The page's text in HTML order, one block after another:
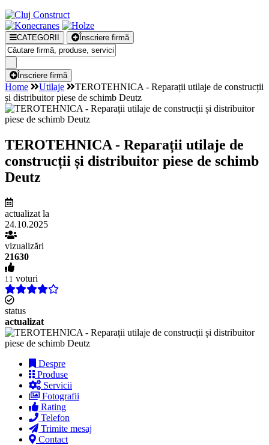
CATEGORII Înscriere firmă
Înscriere firmă
Home Utilaje
TEROTEHNICA - Reparații utilaje de construcții
și distribuitor piese de schimb Deutz
TEROTEHNICA - Reparații utilaje de
construcții și distribuitor piese de schimb
Deutz
actualizat la
24.10.2025
vizualizări
21630
11 voturi
status
actualizat
Despre
Produse
Servicii
Fotografii
Rating
Telefon
Trimite mesaj
Contact